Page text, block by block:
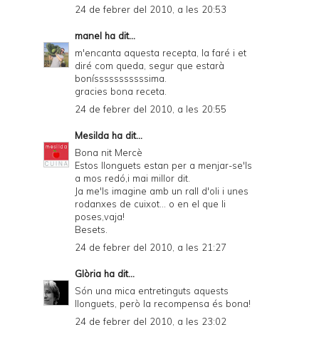
24 de febrer del 2010, a les 20:53
manel ha dit...
m'encanta aquesta recepta, la faré i et
diré com queda, segur que estarà
bonísssssssssssima.
gracies bona receta.
24 de febrer del 2010, a les 20:55
Mesilda ha dit...
Bona nit Mercè
Estos llonguets estan per a menjar-se'ls
a mos redó,i mai millor dit.
Ja me'ls imagine amb un rall d'oli i unes
rodanxes de cuixot... o en el que li
poses,vaja!
Besets.
24 de febrer del 2010, a les 21:27
Glòria ha dit...
Són una mica entretinguts aquests
llonguets, però la recompensa és bona!
24 de febrer del 2010, a les 23:02